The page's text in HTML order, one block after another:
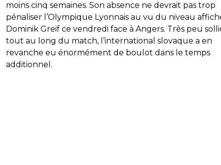
moins cinq semaines. Son absence ne devrait pas trop
pénaliser l’Olympique Lyonnais au vu du niveau
Dominik Greif ce vendredi face à Angers. Très peu
tout au long du match, l’international slovaque a en
revanche eu énormément de boulot dans le temps
additionnel.